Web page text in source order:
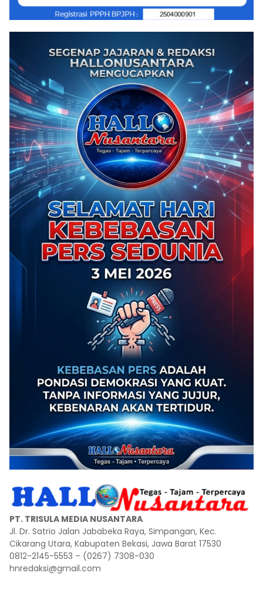
PT. TRISULA MEDIA NUSANTARA
Jl. Dr. Satrio Jalan Jababeka Raya, Simpangan, Kec.
Cikarang Utara, Kabupaten Bekasi, Jawa Barat 17530
0812-2145-5553 – (0267) 7308-030
hnredaksi@gmail.com